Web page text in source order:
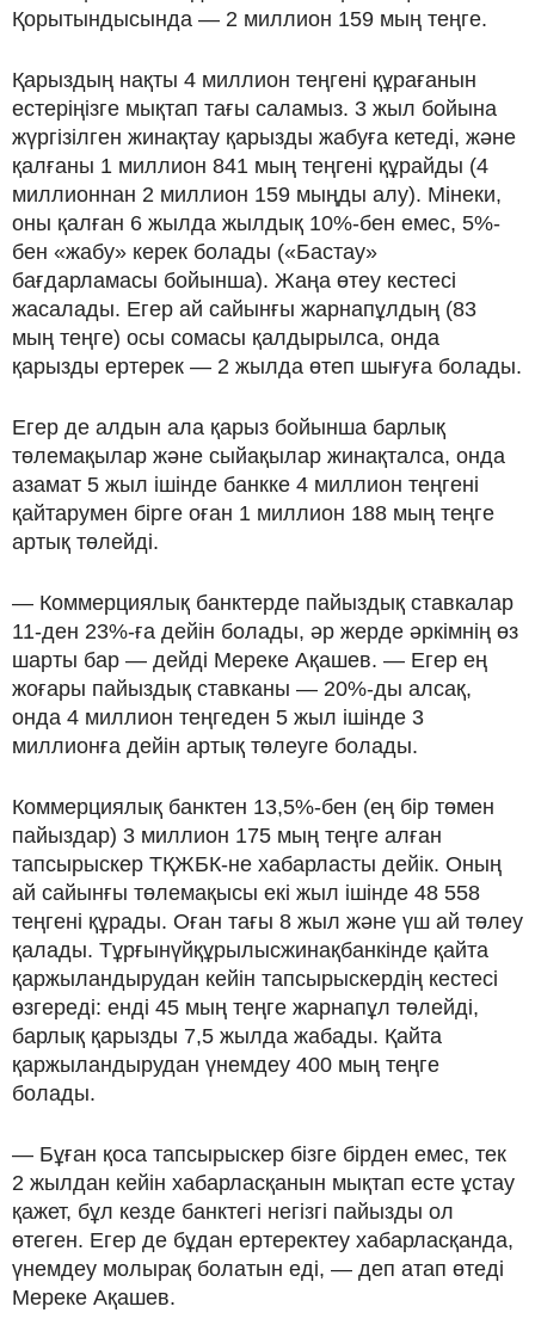
Қорытындысында — 2 миллион 159 мың теңге.
Қарыздың нақты 4 миллион теңгені құрағанын
естеріңізге мықтап тағы саламыз. 3 жыл бойына
жүргізілген жинақтау қарызды жабуға кетеді, және
қалғаны 1 миллион 841 мың теңгені құрайды (4
миллионнан 2 миллион 159 мыңды алу). Мінеки,
оны қалған 6 жылда жылдық 10%-бен емес, 5%-
бен «жабу» керек болады («Бастау»
бағдарламасы бойынша). Жаңа өтеу кестесі
жасалады. Егер ай сайынғы жарнапұлдың (83
мың теңге) осы сомасы қалдырылса, онда
қарызды ертерек — 2 жылда өтеп шығуға болады.
Егер де алдын ала қарыз бойынша барлық
төлемақылар және сыйақылар жинақталса, онда
азамат 5 жыл ішінде банкке 4 миллион теңгені
қайтарумен бірге оған 1 миллион 188 мың теңге
артық төлейді.
— Коммерциялық банктерде пайыздық ставкалар
11-ден 23%-ға дейін болады, әр жерде әркімнің өз
шарты бар — дейді Мереке Ақашев. — Егер ең
жоғары пайыздық ставканы — 20%-ды алсақ,
онда 4 миллион теңгеден 5 жыл ішінде 3
миллионға дейін артық төлеуге болады.
Коммерциялық банктен 13,5%-бен (ең бір төмен
пайыздар) 3 миллион 175 мың теңге алған
тапсырыскер ТҚЖБК-не хабарласты дейік. Оның
ай сайынғы төлемақысы екі жыл ішінде 48 558
теңгені құрады. Оған тағы 8 жыл және үш ай төлеу
қалады. Тұрғынүйқұрылысжинақбанкінде қайта
қаржыландырудан кейін тапсырыскердің кестесі
өзгереді: енді 45 мың теңге жарнапұл төлейді,
барлық қарызды 7,5 жылда жабады. Қайта
қаржыландырудан үнемдеу 400 мың теңге
болады.
— Бұған қоса тапсырыскер бізге бірден емес, тек
2 жылдан кейін хабарласқанын мықтап есте ұстау
қажет, бұл кезде банктегі негізгі пайызды ол
өтеген. Егер де бұдан ертеректеу хабарласқанда,
үнемдеу молырақ болатын еді, — деп атап өтеді
Мереке Ақашев.